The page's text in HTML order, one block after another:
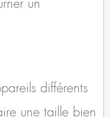
différents
une taille bien